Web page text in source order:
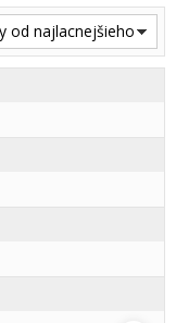
od najlacnejšieho